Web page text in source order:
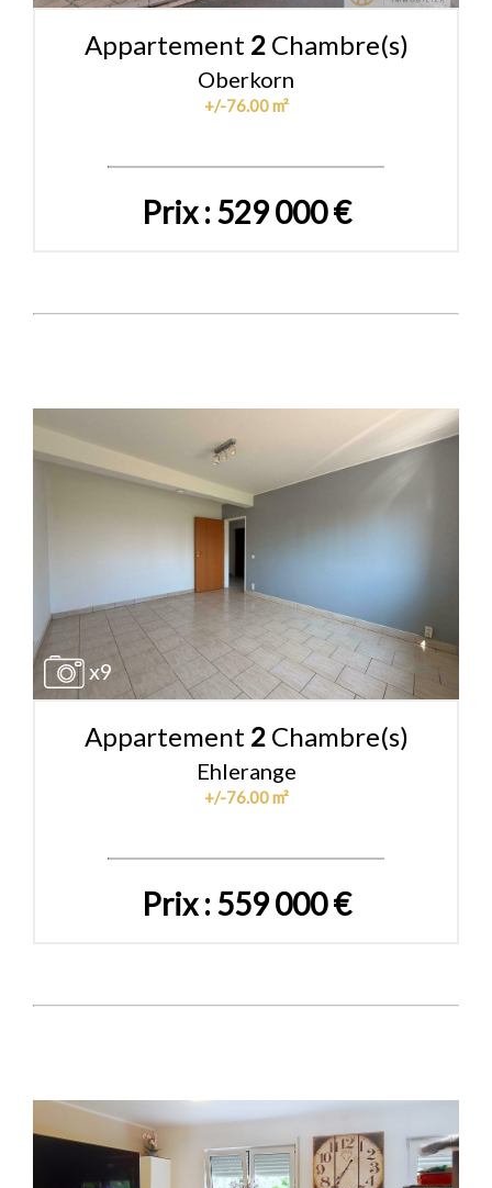
Appartement 2Chambre(s)
Oberkorn
+/-76.00 m²
Prix : 529 000 €
x9
Appartement 2Chambre(s)
Ehlerange
+/-76.00 m²
Prix : 559 000 €